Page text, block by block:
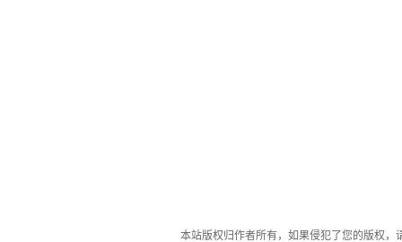
本站版权归作者所有，如果侵犯了您的版权